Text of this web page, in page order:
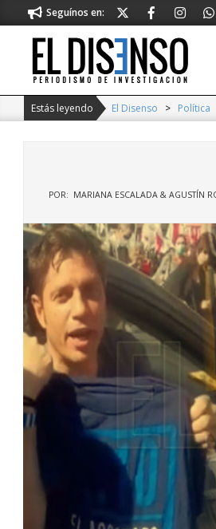
to
content
Seguínos en:
El
Disenso
Estás leyendo El Disenso > Política
POR: MARIANA ESCALADA & AGUSTÍN